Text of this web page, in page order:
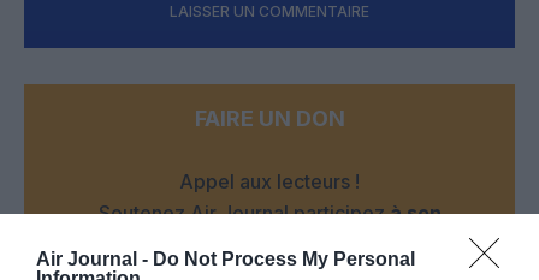
Air Journal - Do Not Process My Personal
LAISSER UN COMMENTAIRE
FAIRE UN DON
Appel aux lecteurs !
Soutenez Air Journal participezà son